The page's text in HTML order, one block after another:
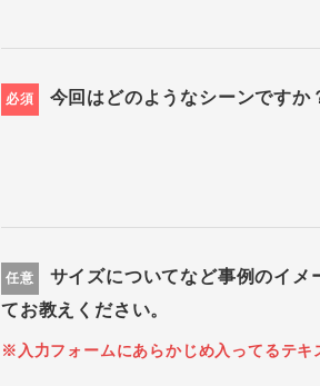
必須 今回はどのようなシーンですか
任意
サイズについてなど事例のイ
てお教えください。
※入力フォームにあらかじめ入ってるテキ